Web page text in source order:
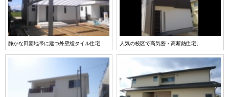
静かな田園地帯に建つ外壁総タイル住宅 人気の校区で高気密・高断熱住宅。